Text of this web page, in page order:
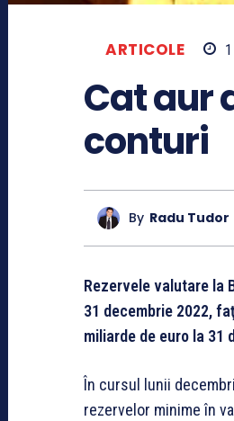
ARTICOLE 1
Cat aur
conturi
By Radu Tudor
Rezervele valutare la
31 decembrie 2022,
miliarde de euro la 31
În cursul lunii
rezervelor minime în